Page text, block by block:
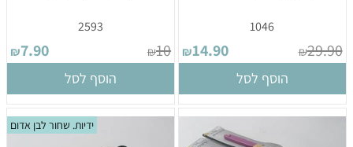
1046
₪29.90
₪14.90
הוסף לסל
2593
₪10
₪7.90
הוסף לסל
ידיות. שחור לבן אדום